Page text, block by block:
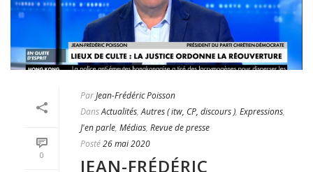
0
ParJean-Frédéric Poisson
DansActualités,Autres ( itw, CP, discours ), Expressions,
J'en parle, Médias, Revue de presse
Posté26 mai 2020
JEAN-FRÉDÉRIC